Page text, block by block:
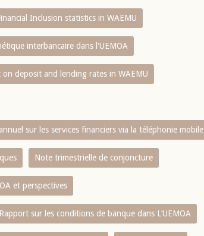
Inclusion statistics in WAEMU
interbancaire dans l'UEMOA
on deposit and lending rates in WAEMU
sur les services financiers via la téléphonie mobile
Note trimestrielle de conjoncture
et perspectives
Rapport sur les conditions de banque dans L‘UEMOA